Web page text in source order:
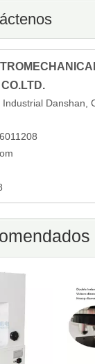
Industrial Danshan,